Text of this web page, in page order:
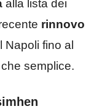
alla lista dei
rinnovo
fino al
semplice.